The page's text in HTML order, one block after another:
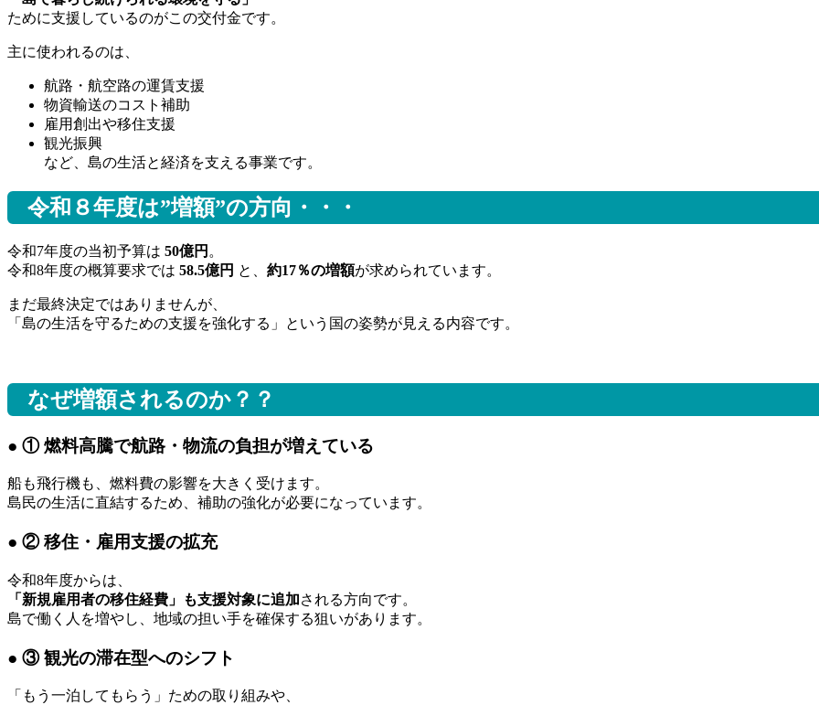
ために支援しているのがこの交付金です。
主に使われるのは、
航路・航空路の運賃支援
物資輸送のコスト補助
雇用創出や移住支援
観光振興
など、島の生活と経済を支える事業です。
令和８年度は”増額”の方向・・・
令和7年度の当初予算は 50億円 。
令和8年度の概算要求では 58.5億円 と、 約17％の増額が求められています。
まだ最終決定ではありませんが、
「島の生活を守るための支援を強化する」という国の姿勢が見える内容です。
なぜ増額されるのか？？
● ① 燃料高騰で航路・物流の負担が増えている
船も飛行機も、燃料費の影響を大きく受けます。
島民の生活に直結するため、補助の強化が必要になっています。
● ② 移住・雇用支援の拡充
令和8年度からは、
「新規雇用者の移住経費」も支援対象に追加される方向です。
島で働く人を増やし、地域の担い手を確保する狙いがあります。
● ③ 観光の滞在型へのシフト
「もう一泊してもらう」ための取り組みや、